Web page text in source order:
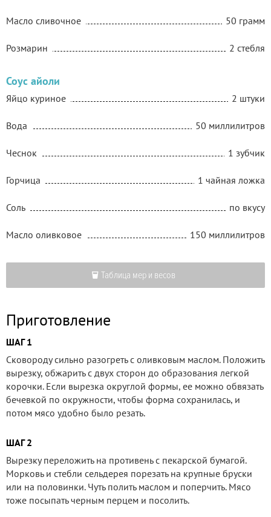
Масло сливочное 50 грамм
Розмарин 2 стебля
Соус айоли
Яйцо куриное 2 штуки
Вода 50 миллилитров
Чеснок 1 зубчик
Горчица 1 чайная ложка
Соль по вкусу
Масло оливковое 150 миллилитров
Таблица мер и весов
Приготовление
ШАГ 1
Сковороду сильно разогреть с оливковым маслом. Положить
вырезку, обжарить с двух сторон до образования легкой
корочки. Если вырезка округлой формы, ее можно обвязать
бечевкой по окружности, чтобы форма сохранилась, и
потом мясо удобно было резать.
ШАГ 2
Вырезку переложить на противень с пекарской бумагой.
Морковь и стебли сельдерея порезать на крупные бруски
или на половинки. Чуть полить маслом и поперчить. Мясо
тоже посыпать черным перцем и посолить.